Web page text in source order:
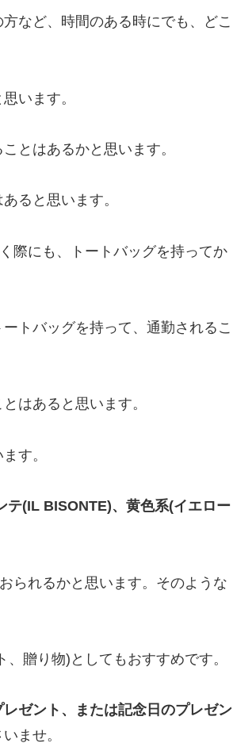
など、時間のある時にでも、どこ
います。
とはあるかと思います。
ると思います。
際にも、トートバッグを持ってか
トバッグを持って、通勤されるこ
はあると思います。
す。
テ(IL BISONTE)、黄色系(イエロー
られるかと思います。そのような
贈り物)としてもおすすめです。
ゼント、または記念日のプレゼン
ませ。